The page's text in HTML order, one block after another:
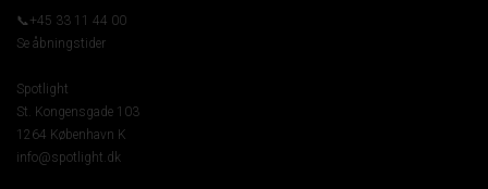
📞+45 33 11 44 00
Se åbningstider
Spotlight
St. Kongensgade 103
1264 København K
info@spotlight.dk